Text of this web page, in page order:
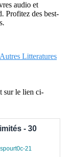
audio et
Profitez des best-
Autres Litteratures
sur le lien ci-
- 30
21